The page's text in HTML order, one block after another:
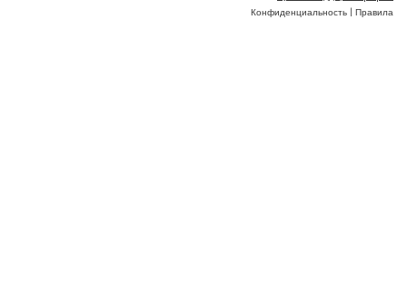
Конфиденциальность | Правила